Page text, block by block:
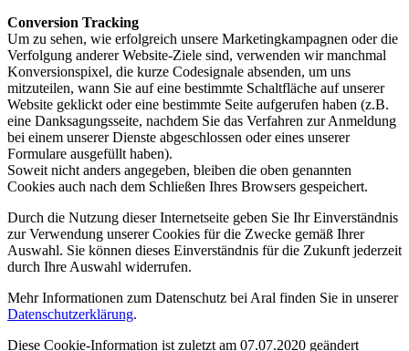
Conversion Tracking
Um zu sehen, wie erfolgreich unsere Marketingkampagnen oder die
Verfolgung anderer Website-Ziele sind, verwenden wir manchmal
Konversionspixel, die kurze Codesignale absenden, um uns
mitzuteilen, wann Sie auf eine bestimmte Schaltfläche auf unserer
Website geklickt oder eine bestimmte Seite aufgerufen haben (z.B.
eine Danksagungsseite, nachdem Sie das Verfahren zur Anmeldung
bei einem unserer Dienste abgeschlossen oder eines unserer
Formulare ausgefüllt haben).
Soweit nicht anders angegeben, bleiben die oben genannten
Cookies auch nach dem Schließen Ihres Browsers gespeichert.
Durch die Nutzung dieser Internetseite geben Sie Ihr Einverständnis
zur Verwendung unserer Cookies für die Zwecke gemäß Ihrer
Auswahl. Sie können dieses Einverständnis für die Zukunft jederzeit
durch Ihre Auswahl widerrufen.
Mehr Informationen zum Datenschutz bei Aral finden Sie in unserer
Datenschutzerklärung.
Diese Cookie-Information ist zuletzt am 07.07.2020 geändert